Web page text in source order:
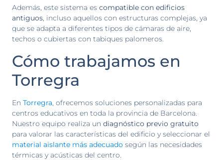
Además, este sistema es compatible con edificios
antiguos, incluso aquellos con estructuras complejas, ya
que se adapta a diferentes tipos de cámaras de aire,
techos o cubiertas con tabiques palomeros.
Cómo trabajamos en
Torregra
En Torregra , ofrecemos soluciones personalizadas para
centros educativos en toda la provincia de Barcelona.
Nuestro equipo realiza un diagnóstico previo gratuito
para valorar las características del edificio y seleccionar el
material aislante más adecuado según las necesidades
térmicas y acústicas del centro.